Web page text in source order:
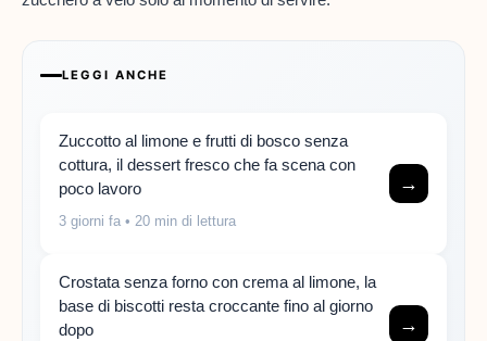
LEGGI ANCHE
Zuccotto al limone e frutti di bosco senza
cottura, il dessert fresco che fa scena con
poco lavoro
3 giorni fa • 20 min di lettura
→
Crostata senza forno con crema al limone, la
base di biscotti resta croccante fino al giorno
dopo
→